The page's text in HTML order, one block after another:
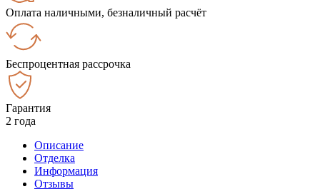
Оплата наличными, безналичный расчёт
Беспроцентная рассрочка
Гарантия
2 года
Описание
Отделка
Информация
Отзывы